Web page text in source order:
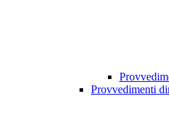
Provvedimenti